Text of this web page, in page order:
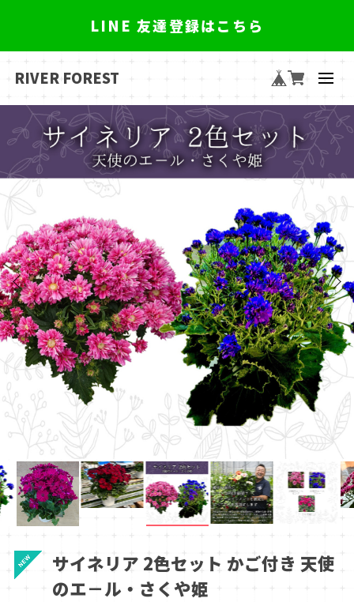
LINE 友達登録はこちら
RIVER FOREST
サイネリア 2色セット かご付き 天使
のエ－ル・さくや姫